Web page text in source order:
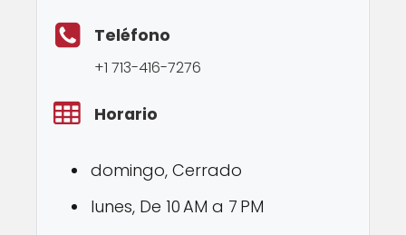
Teléfono
+1 713-416-7276
Horario
domingo, Cerrado
lunes, De 10 AM a 7 PM